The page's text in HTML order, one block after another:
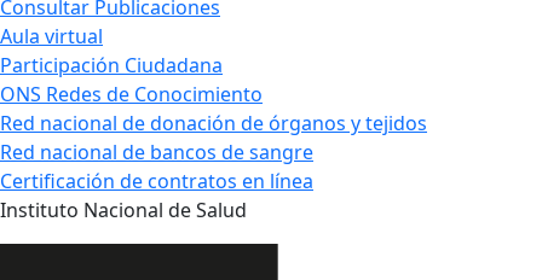
Consultar Publicaciones
Aula virtual
Participación Ciudadana
ONS Redes de Conocimiento
Red nacional de donación de órganos y tejidos
Red nacional de bancos de sangre
Certificación de contratos en línea
Instituto Nacional de Salud